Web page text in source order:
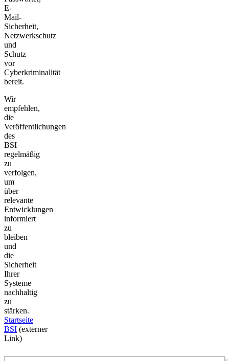
E-
Mail-
Sicherheit,
Netzwerkschutz
und
Schutz
vor
Cyberkriminalität
bereit.
Wir
empfehlen,
die
Veröffentlichungen
des
BSI
regelmäßig
zu
verfolgen,
um
über
relevante
Entwicklungen
informiert
zu
bleiben
und
die
Sicherheit
Ihrer
Systeme
nachhaltig
zu
stärken.
Startseite
BSI (externer
Link)